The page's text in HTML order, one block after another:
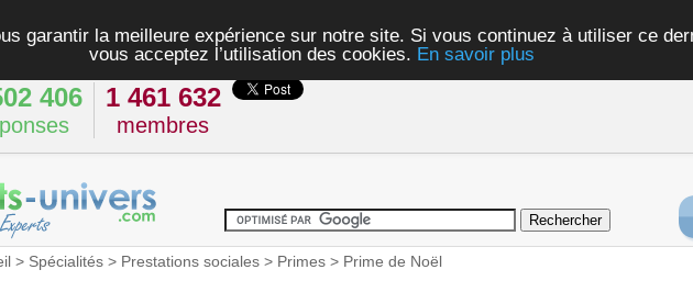
garantir la meilleure expérience sur notre site. Si vous continuez à utiliser ce
vous acceptez l’utilisation des cookies. En savoir plus
406 1 461 632
membres
> Spécialités> Prestations sociales> Primes> Prime de Noël